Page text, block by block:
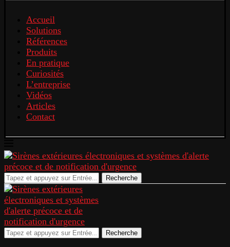
Accueil
Solutions
Références
Produits
En pratique
Curiosités
L’entreprise
Vidéos
Articles
Contact
Recherche
Recherche